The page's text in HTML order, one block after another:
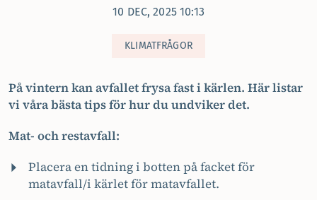
10 DEC, 2025 10:13
KLIMATFRÅGOR
På vintern kan avfallet frysa fast i kärlen. Här listar
vi våra bästa tips för hur du undviker det.
Mat- och restavfall:
Placera en tidning i botten på facket för
matavfall/i kärlet för matavfallet.